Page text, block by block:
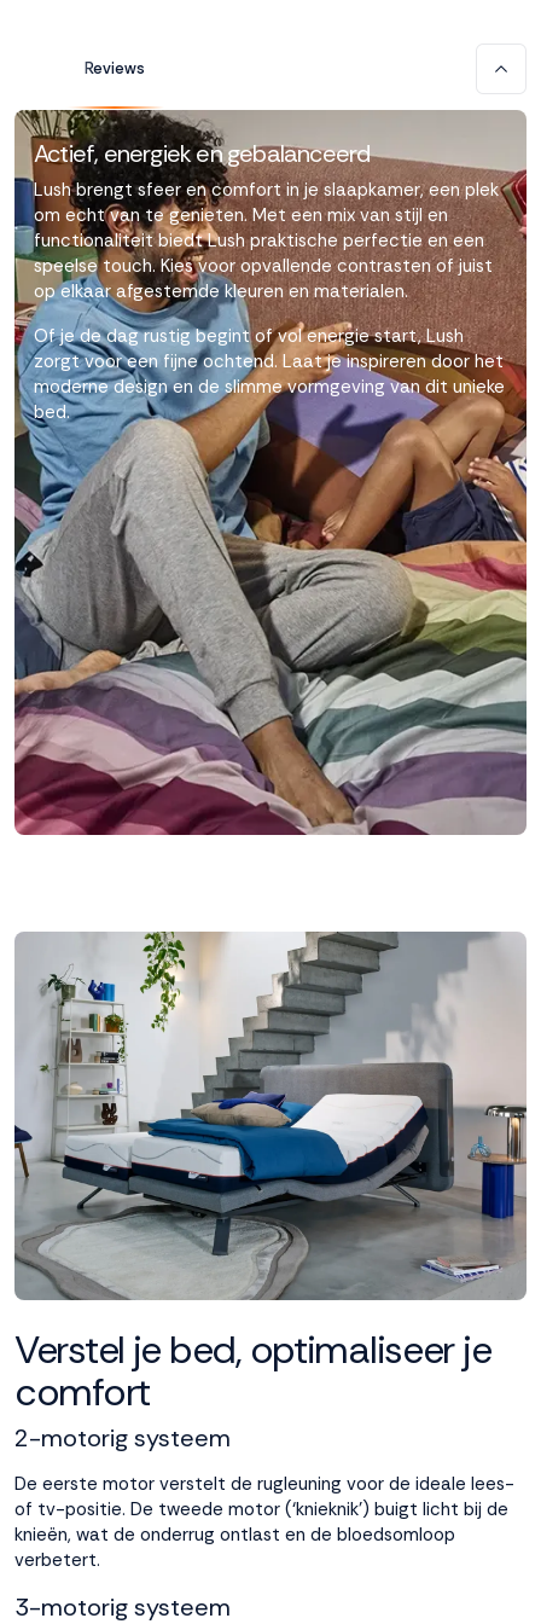
Weigeren
Reviews
Actief, energiek en gebalanceerd
Lush brengt sfeer en comfort in je slaapkamer, een plek
om echt van te genieten. Met een mix van stijl en
functionaliteit biedt Lush praktische perfectie en een
speelse touch. Kies voor opvallende contrasten of juist
op elkaar afgestemde kleuren en materialen.
Of je de dag rustig begint of vol energie start, Lush
zorgt voor een fijne ochtend. Laat je inspireren door het
moderne design en de slimme vormgeving van dit unieke
bed.
Verstel je bed, optimaliseer je
comfort
2-motorig systeem
De eerste motor verstelt de rugleuning voor de ideale lees-
of tv-positie. De tweede motor (‘knieknik’) buigt licht bij de
knieën, wat de onderrug ontlast en de bloedsomloop
verbetert.
3-motorig systeem